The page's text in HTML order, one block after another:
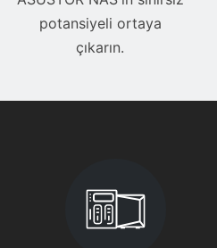
potansiyeli ortaya
çıkarın.